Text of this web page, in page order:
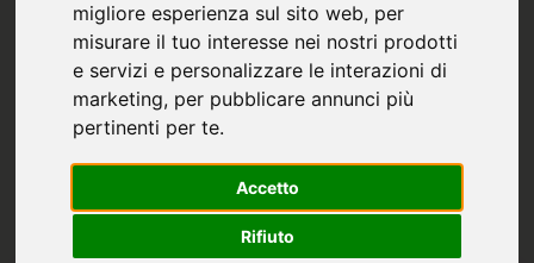
migliore esperienza sul sito web, per
misurare il tuo interesse nei nostri prodotti
e servizi e personalizzare le interazioni di
marketing, per pubblicare annunci più
pertinenti per te.
Accetto
Rifiuto